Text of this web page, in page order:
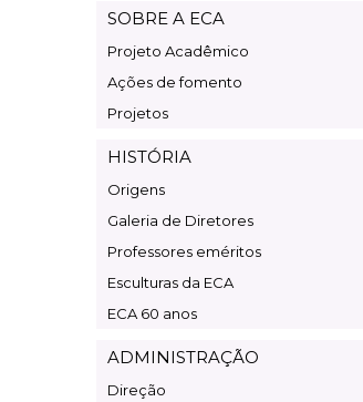
Page
Institucional
SOBRE A ECA
Projeto Acadêmico
Ações de fomento
Projetos
HISTÓRIA
Origens
Galeria de Diretores
Professores eméritos
Esculturas da ECA
ECA 60 anos
ADMINISTRAÇÃO
Direção